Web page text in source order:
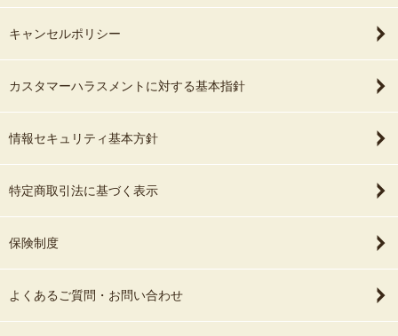
キャンセルポリシー
カスタマーハラスメントに対する基本指針
情報セキュリティ基本方針
特定商取引法に基づく表示
保険制度
よくあるご質問・お問い合わせ